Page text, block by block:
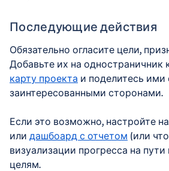
Последующие действия
Обязательно огласите цели,
Добавьте их на одностраничник
карту проекта и поделитесь ими
заинтересованными сторонами.
Если это возможно, настройте
или дашбоард с отчетом (или
визуализации прогресса на
целям.